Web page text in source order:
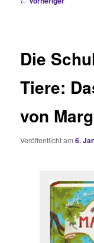
Die
Tiere:
von
Veröffentlicht am6.